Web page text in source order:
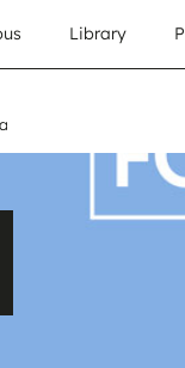
Library